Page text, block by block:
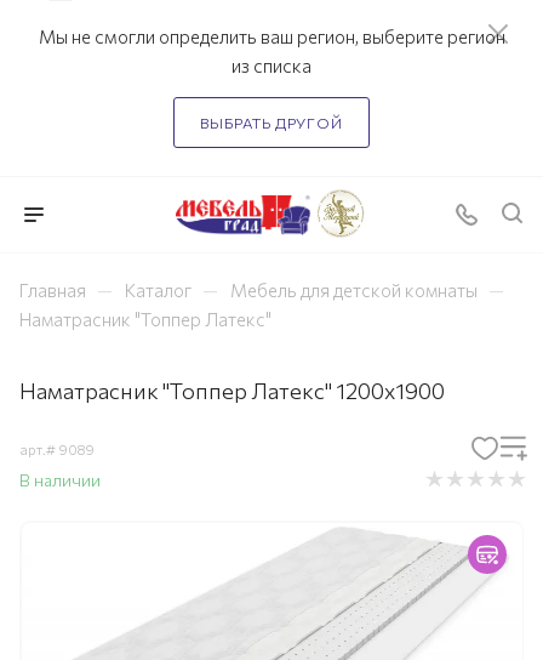
Мы не смогли определить ваш регион, выберите регион
из списка
ВЫБРАТЬ ДРУГОЙ
Главная — Каталог — Мебель для детской комнаты —
Наматрасник "Топпер Латекс"
Наматрасник "Топпер Латекс" 1200x1900
арт.# 9089
В наличии